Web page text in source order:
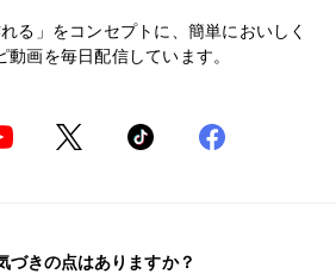
る」をコンセプトに、簡単においしく
動画を毎日配信しています。
づきの点はありますか？